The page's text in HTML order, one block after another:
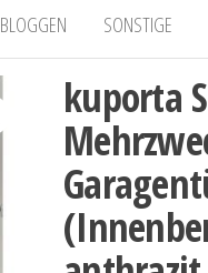
BLOGGEN SONSTIGE
kuporta